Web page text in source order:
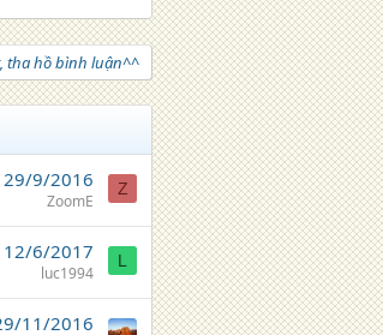
tha hồ bình luận^^
29/9/2016
ZoomE
Z
12/6/2017
luc1994
L
11/2016